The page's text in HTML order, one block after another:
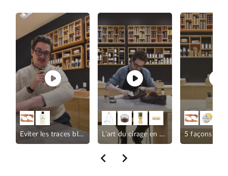
Eviter les traces blanches L’art du cirage en 3 étapes5 façons